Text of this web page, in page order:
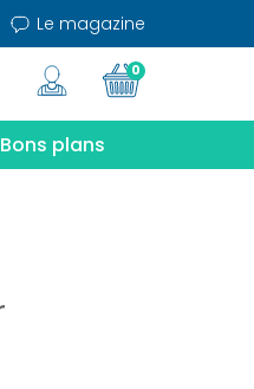
Le magazine
0
Bons plans